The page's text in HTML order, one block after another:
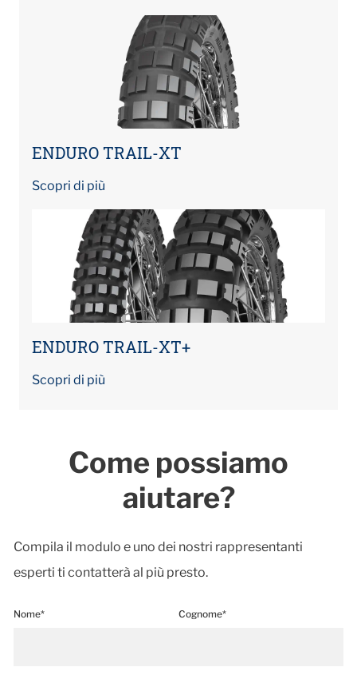
ENDURO TRAIL-XT
Scopri di più
ENDURO TRAIL-XT+
Scopri di più
Come possiamo
aiutare?
Compila il modulo e uno dei nostri rappresentanti
esperti ti contatterà al più presto.
Nome* Cognome*